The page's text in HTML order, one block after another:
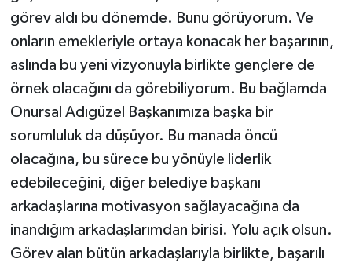
görev aldı bu dönemde. Bunu görüyorum. Ve
onların emekleriyle ortaya konacak her başarının,
aslında bu yeni vizyonuyla birlikte gençlere de
örnek olacağını da görebiliyorum. Bu bağlamda
Onursal Adıgüzel Başkanımıza başka bir
sorumluluk da düşüyor. Bu manada öncü
olacağına, bu sürece bu yönüyle liderlik
edebileceğini, diğer belediye başkanı
arkadaşlarına motivasyon sağlayacağına da
inandığım arkadaşlarımdan birisi. Yolu açık olsun.
Görev alan bütün arkadaşlarıyla birlikte, başarılı